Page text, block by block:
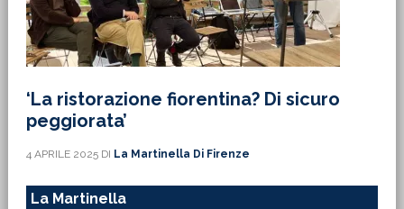
‘La ristorazione fiorentina? Di sicuro
peggiorata’
4 APRILE 2025DI La Martinella Di Firenze
La Martinella